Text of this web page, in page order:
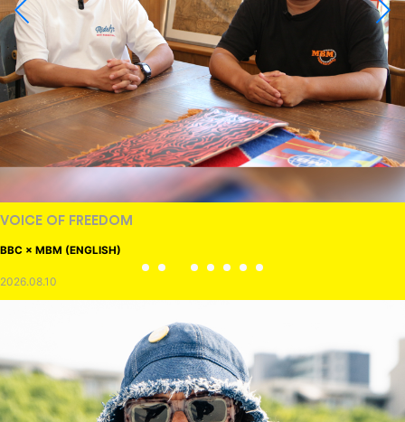
VOICE OF FREEDOM
BBC × MBM (ENGLISH)
2026.08.10